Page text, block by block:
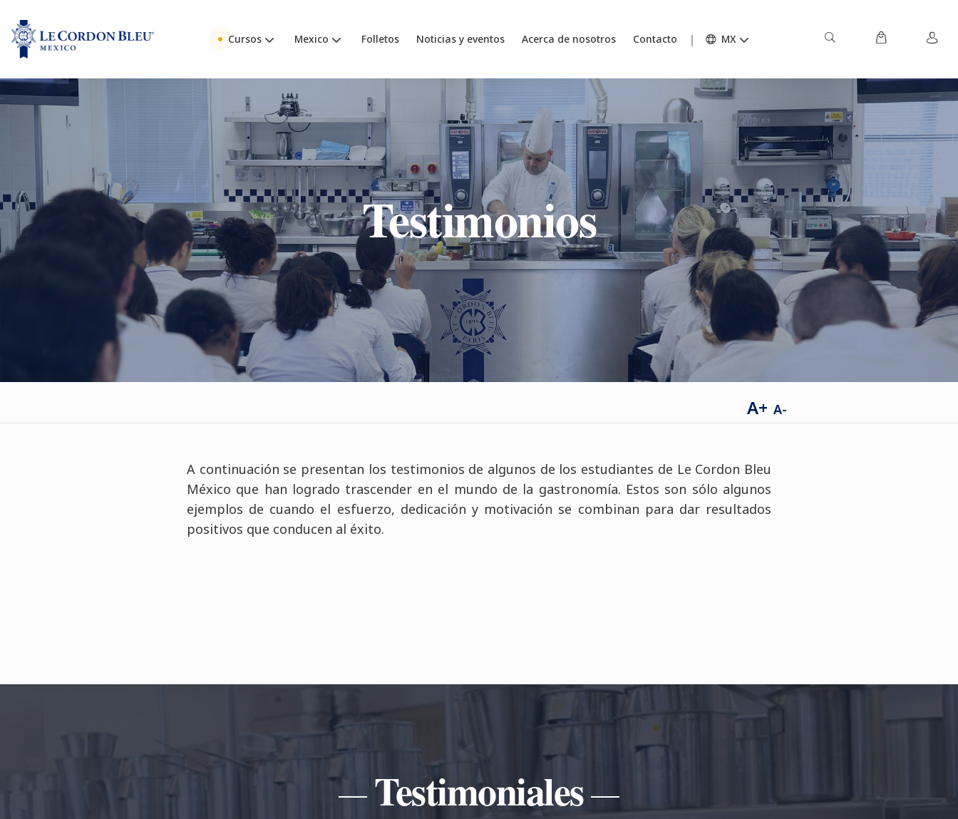
Cursos Mexico Folletos Noticias y eventos Acerca de nosotros Contacto MX
Testimonios
A+ A-
A continuación se presentan los testimonios de algunos de los estudiantes de Le Cordon Bleu
México que han logrado trascender en el mundo de la gastronomía. Estos son sólo algunos
ejemplos de cuando el esfuerzo, dedicación y motivación se combinan para dar resultados
positivos que conducen al éxito.
Testimoniales